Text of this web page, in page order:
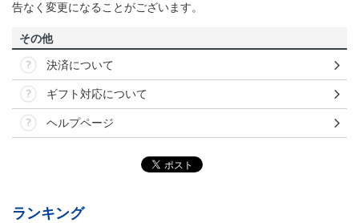
告なく変更になることがございます。
その他
決済について
ギフト対応について
ヘルプページ
ランキング